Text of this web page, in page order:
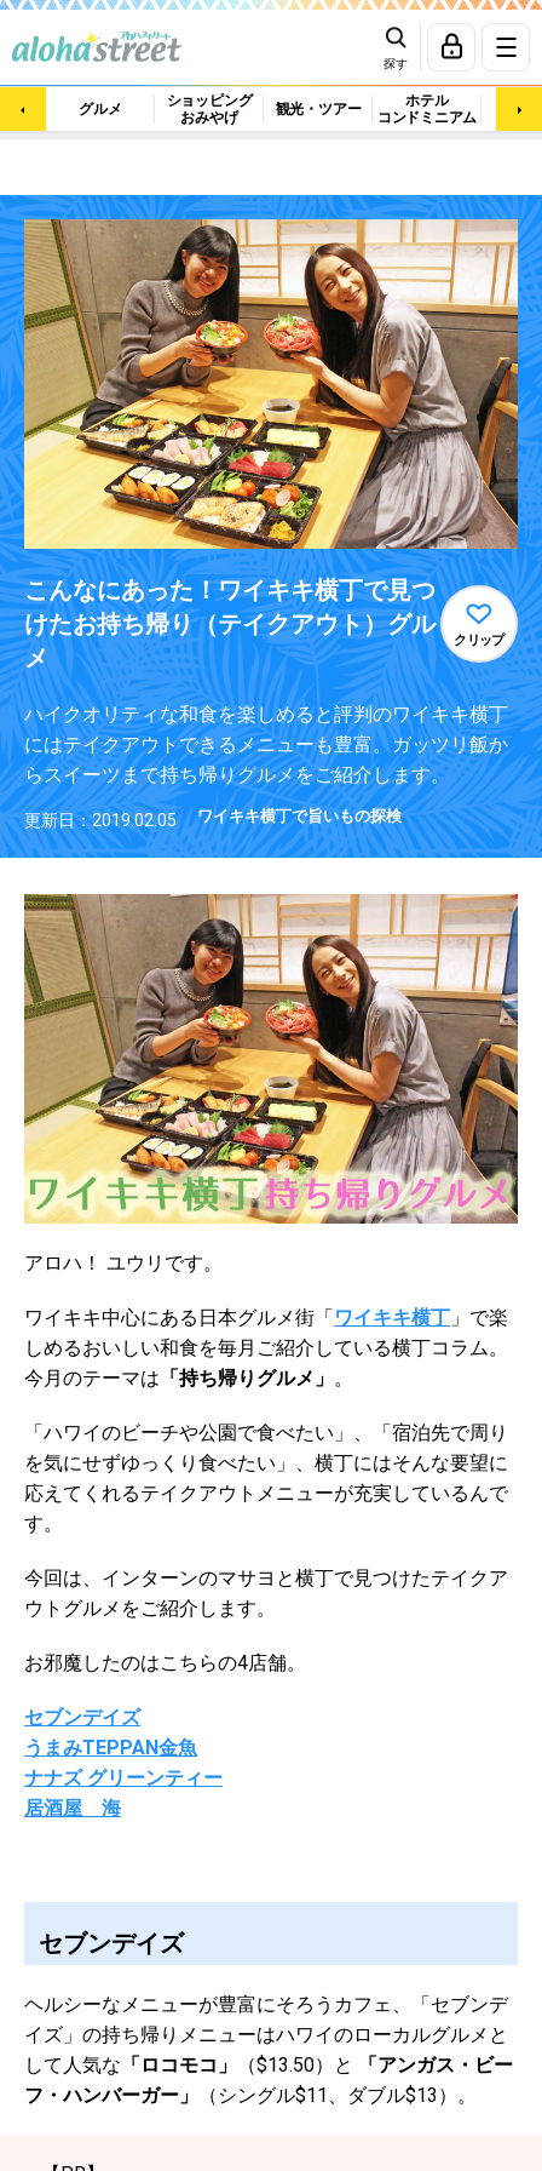
探す
グルメ
ショッピング
おみやげ
観光・ツアー
ホテル
コンドミニアム
マッ
こんなにあった！ワイキキ横丁で見つ
けたお持ち帰り（テイクアウト）グル
メ
クリップ
ハイクオリティな和食を楽しめると評判のワイキキ横丁
にはテイクアウトできるメニューも豊富。ガッツリ飯か
らスイーツまで持ち帰りグルメをご紹介します。
更新日：2019.02.05 ワイキキ横丁で旨いもの探検
アロハ！ ユウリです。
ワイキキ中心にある日本グルメ街「ワイキキ横丁 」で楽
しめるおいしい和食を毎月ご紹介している横丁コラム。
今月のテーマは 「持ち帰りグルメ」 。
「ハワイのビーチや公園で食べたい」、「宿泊先で周り
を気にせずゆっくり食べたい」、横丁にはそんな要望に
応えてくれるテイクアウトメニューが充実しているんで
す。
今回は、インターンのマサヨと横丁で見つけたテイクア
ウトグルメをご紹介します。
お邪魔したのはこちらの4店舗。
セブンデイズ
うまみTEPPAN金魚
ナナズ グリーンティー
居酒屋 海
セブンデイズ
ヘルシーなメニューが豊富にそろうカフェ、「セブンデ
イズ」の持ち帰りメニューはハワイのローカルグルメと
して人気な 「ロコモコ」 （$13.50）と
「アンガス・ビー
フ・ハンバーガー」
（シングル$11、ダブル$13）。